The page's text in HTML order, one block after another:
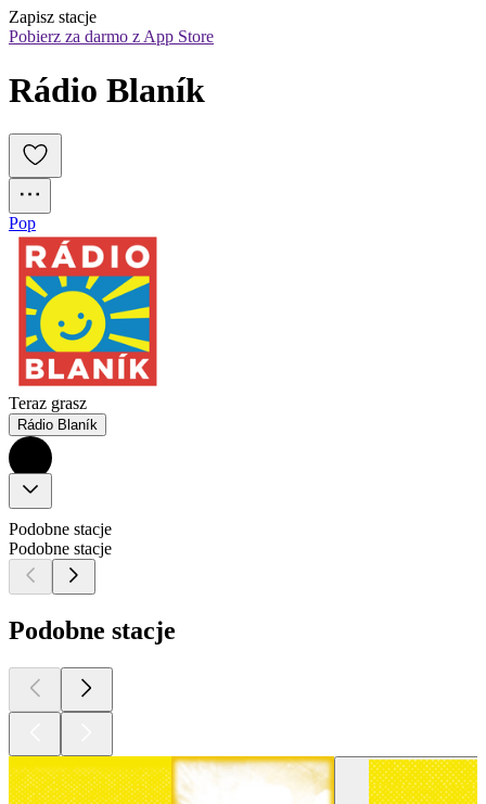
Zapisz stacje
Pobierz za darmo z App Store
Rádio Blaník
Pop
Teraz grasz
Rádio Blaník
Podobne stacje
Podobne stacje
Podobne stacje